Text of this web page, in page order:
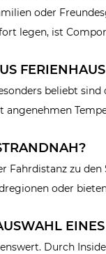
oder
legen, ist
beliebt
zu
oder
Durch